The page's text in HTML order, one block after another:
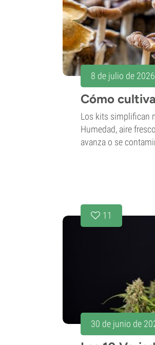
8 de julio de 2026
Cómo
Los kits simplifican
Humedad, aire
avanza o se
11
30 de junio de